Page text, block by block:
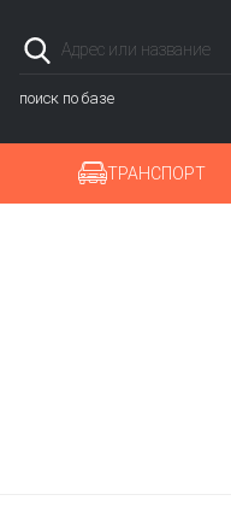
поиск по базе
ТРАНСПОРТ